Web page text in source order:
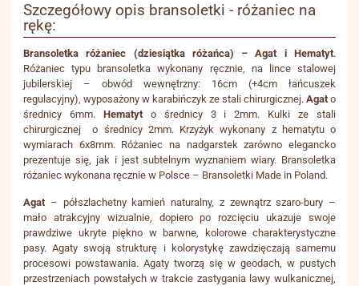
Szczegółowy opis bransoletki - różaniec na
rękę:
Bransoletka różaniec (dziesiątka różańca) – Agat i Hematyt.
Różaniec typu bransoletka wykonany ręcznie, na lince stalowej
jubilerskiej – obwód wewnętrzny: 16cm (+4cm łańcuszek
regulacyjny), wyposażony w karabińczyk ze stali chirurgicznej. Agato
średnicy 6mm. Hematyto średnicy 3 i 2mm. Kulki ze stali
chirurgicznej o średnicy 2mm. Krzyżyk wykonany z hematytu o
wymiarach 6x8mm. Różaniec na nadgarstek zarówno elegancko
prezentuje się, jak i jest subtelnym wyznaniem wiary. Bransoletka
różaniec wykonana ręcznie w Polsce – Bransoletki Made in Poland.
Agat – półszlachetny kamień naturalny, z zewnątrz szaro-bury –
mało atrakcyjny wizualnie, dopiero po rozcięciu ukazuje swoje
prawdziwe ukryte piękno w barwne, kolorowe charakterystyczne
pasy. Agaty swoją strukturę i kolorystykę zawdzięczają samemu
procesowi powstawania. Agaty tworzą się w geodach, w pustych
przestrzeniach powstałych w trakcie zastygania lawy wulkanicznej,